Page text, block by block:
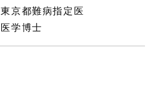
東京都難病指定医
医学博士